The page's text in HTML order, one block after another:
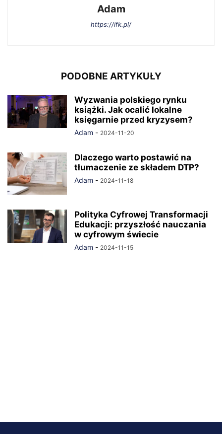
Adam
https://ifk.pl/
PODOBNE ARTYKUŁY
Wyzwania polskiego rynku
książki. Jak ocalić lokalne
księgarnie przed kryzysem?
Adam - 2024-11-20
Dlaczego warto postawić na
tłumaczenie ze składem DTP?
Adam - 2024-11-18
Polityka Cyfrowej Transformacji
Edukacji: przyszłość nauczania
w cyfrowym świecie
Adam - 2024-11-15